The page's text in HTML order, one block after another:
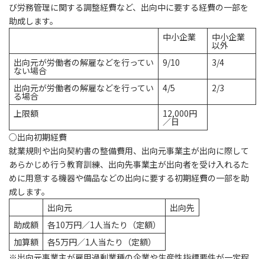
び労務管理に関する調整経費など、 出向中に要する経費の一部を
助成します。
中小企業
中小企業
以外
出向元が労働者の解雇などを行ってい
ない場合
9/10 3/4
出向元が労働者の解雇などを行ってい
る場合
4/5 2/3
上限額 12,000円
／日
○出向初期経費
就業規則や出向契約書の整備費用、出向元事業主が出向に際して
あらかじめ行う教育訓練、出向先事業主が出向者を受け入れるた
めに用意する機器や備品などの出向に要する初期経費の一部を助
成します。
出向元
出向先
助成額
各10万円／1人当たり（定額）
加算額
各5万円／1人当たり（定額）